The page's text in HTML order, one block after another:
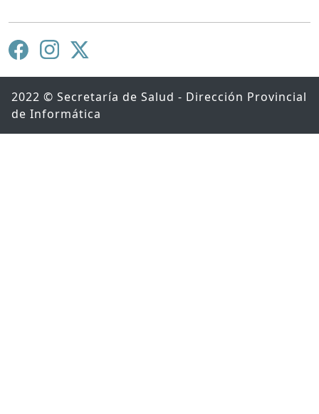
2022 © Secretaría de Salud - Dirección Provincial
de Informática